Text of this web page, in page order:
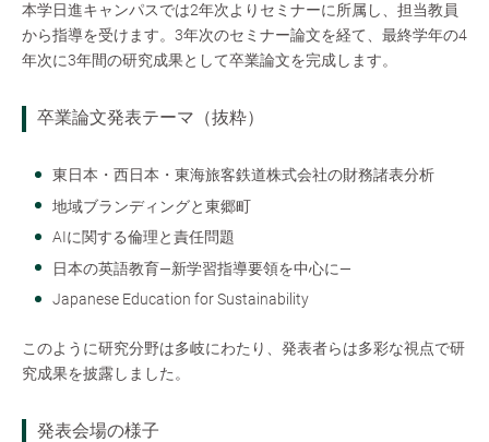
本学日進キャンパスでは2年次よりセミナーに所属し、担当教員
から指導を受けます。3年次のセミナー論文を経て、最終学年の4
年次に3年間の研究成果として卒業論文を完成します。
卒業論文発表テーマ（抜粋）
東日本・西日本・東海旅客鉄道株式会社の財務諸表分析
地域ブランディングと東郷町
AIに関する倫理と責任問題
日本の英語教育—新学習指導要領を中心に—
Japanese Education for Sustainability
このように研究分野は多岐にわたり、発表者らは多彩な視点で研
究成果を披露しました。
発表会場の様子